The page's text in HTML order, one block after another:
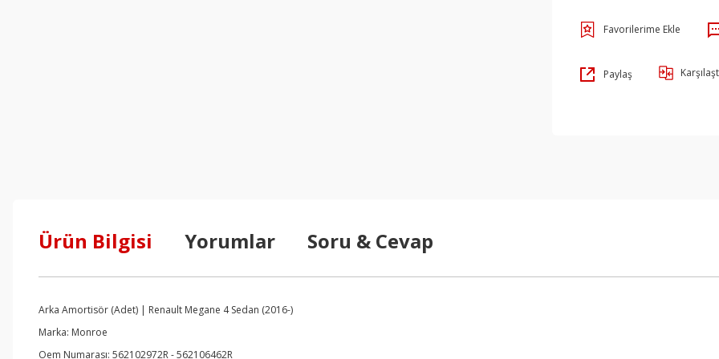
Paylaş
Ürün Bilgisi Yorumlar Soru & Cevap
Arka Amortisör (Adet) | Renault Megane 4 Sedan (2016-)
Marka: Monroe
Oem Numarası: 562102972R - 562106462R